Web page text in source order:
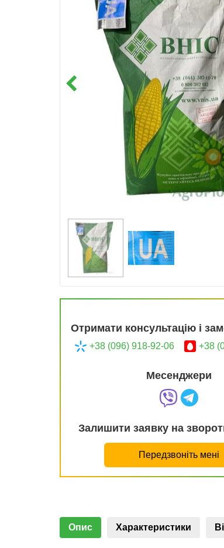
Отримати консультацію і
+38 (096) 918-92-06 +38
Месенджери
Залишити заявку на
Передзвоніть мені
Опис Характеристики